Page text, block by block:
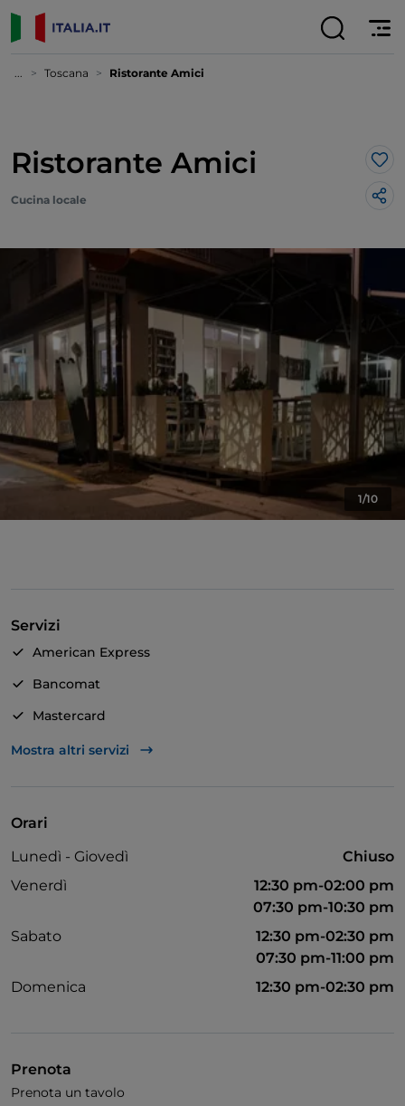
... Toscana Ristorante Amici
Ristorante Amici
Cucina locale
1/10
Servizi
American Express
Bancomat
Mastercard
TheFork PAY
Si parla inglese
Mostra altri servizi
Orari
Lunedì - Giovedì
Chiuso
Venerdì
12:30 pm-02:00 pm
07:30 pm-10:30 pm
Sabato
12:30 pm-02:30 pm
07:30 pm-11:00 pm
Domenica
12:30 pm-02:30 pm
Prenota
Prenota un tavolo